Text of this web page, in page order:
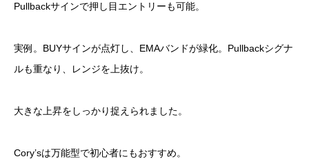
Pullbackサインで押し目エントリーも可能。
実例。BUYサインが点灯し、EMAバンドが緑化。Pullbackシグナ
ルも重なり、レンジを上抜け。
大きな上昇をしっかり捉えられました。
Cory’sは万能型で初心者にもおすすめ。